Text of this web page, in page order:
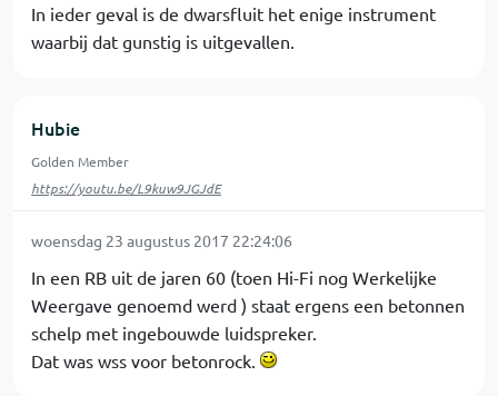
In ieder geval is de dwarsfluit het enige instrument
waarbij dat gunstig is uitgevallen.
Hubie
Golden Member
https://youtu.be/L9kuw9JGJdE
woensdag 23 augustus 2017 22:24:06
In een RB uit de jaren 60 (toen Hi-Fi nog Werkelijke
Weergave genoemd werd ) staat ergens een betonnen
schelp met ingebouwde luidspreker.
Dat was wss voor betonrock.